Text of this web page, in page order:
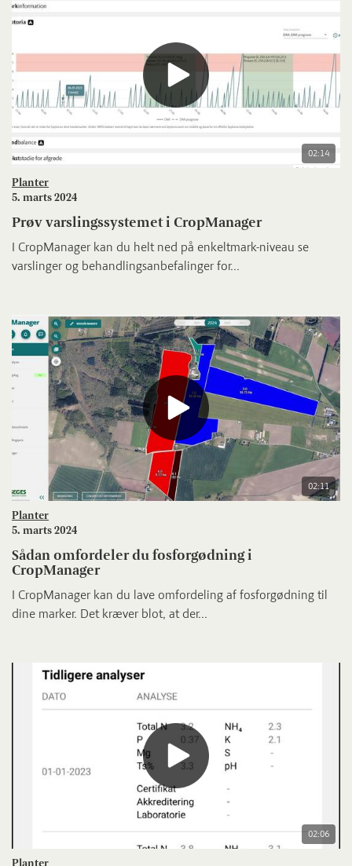
02:14
Planter
5. marts 2024
Prøv varslingssystemet i CropManager
I CropManager kan du helt ned på enkeltmark-niveau se
varslinger og behandlingsanbefalinger for...
02:11
Planter
5. marts 2024
Sådan omfordeler du fosforgødning i
CropManager
I CropManager kan du lave omfordeling af fosforgødning til
dine marker. Det kræver blot, at der...
02:06
Planter